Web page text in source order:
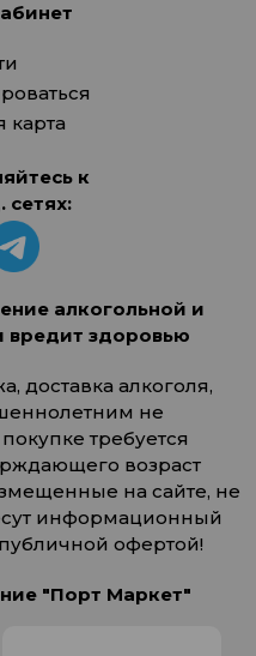
карта
к
сетях:
алкогольной и
вредит здоровью
доставка алкоголя,
не
требуется
возраст
на сайте, не
информационный
офертой!
"Порт Маркет"